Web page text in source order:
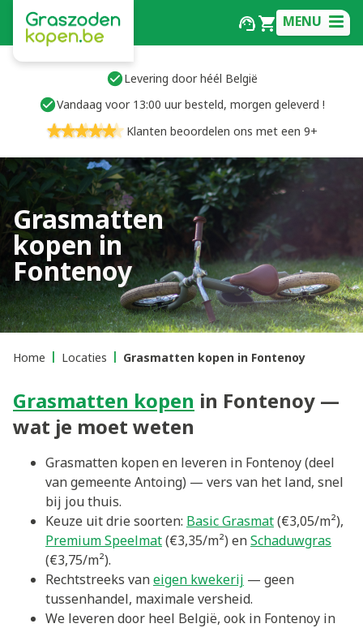
MENU
Levering door héél België
Vandaag voor 13:00 uur besteld, morgen geleverd !
Klanten beoordelen ons met een 9+
Grasmatten
kopen in
Fontenoy
Home Locaties Grasmatten kopen in Fontenoy
Grasmatten kopen in Fontenoy —
wat je moet weten
Grasmatten kopen en leveren in Fontenoy (deel
van gemeente Antoing) — vers van het land, snel
bij jou thuis.
Keuze uit drie soorten: Basic Grasmat(€3,05/m²),
Premium Speelmat(€3,35/m²) enSchaduwgras
(€3,75/m²).
Rechtstreeks vaneigen kwekerij — geen
tussenhandel, maximale versheid.
We leveren door heel België, ook in Fontenoy in